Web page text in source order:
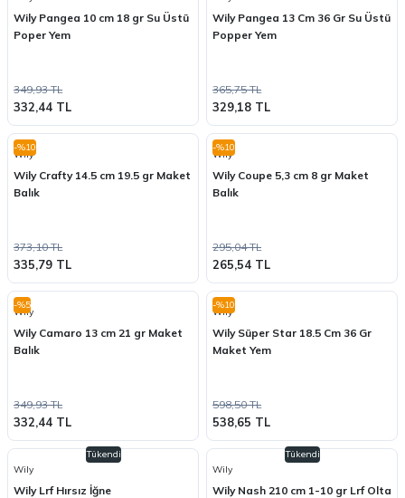
Wily Pangea 10 cm 18 gr Su Üstü
Poper Yem
349,93 TL
332,44 TL
Wily Pangea 13 Cm 36 Gr Su Üstü
Popper Yem
365,75 TL
329,18 TL
-%10
Wily
Wily Crafty 14.5 cm 19.5 gr Maket
Balık
373,10 TL
335,79 TL
-%10
Wily
Wily Coupe 5,3 cm 8 gr Maket
Balık
295,04 TL
265,54 TL
-%5
Wily
Wily Camaro 13 cm 21 gr Maket
Balık
349,93 TL
332,44 TL
-%10
Wily
Wily Süper Star 18.5 Cm 36 Gr
Maket Yem
598,50 TL
538,65 TL
Tükendi
Wily
Wily Lrf Hırsız İğne
Tükendi
Wily
Wily Nash 210 cm 1-10 gr Lrf Olta